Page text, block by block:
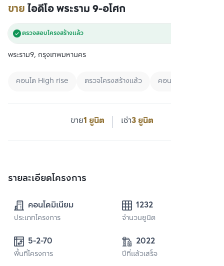
ขายไอดีโอ พระราม 9-อโศก
ตรวจสอบโครงสร้างแล้ว
พระราม9, กรุงเทพมหานคร
คอนโด High rise ตรวจโครงสร้างแล้ว คอนโด+Specific
ขาย1 ยูนิต เช่า3 ยูนิต
รายละเอียดโครงการ
คอนโดมิเนียม
ประเภทโครงการ
1232
จำนวนยูนิต
5-2-70
พื้นที่โครงการ
2022
ปีที่แล้วเสร็จ